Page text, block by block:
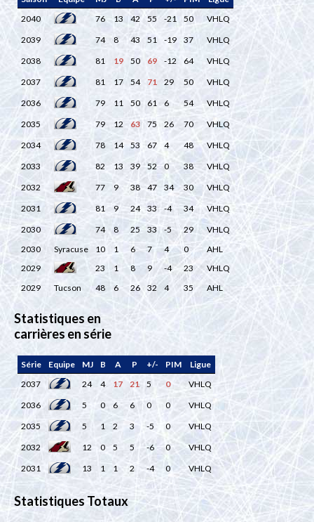
2040
76 13 42 55 -21 50
VHLQ
2039
74 8 43 51 -19 37
VHLQ
2038
81 19 50 69 -12 64
VHLQ
2037
81 17 54 71 29 50
VHLQ
2036
79 11 50 61 6 54
VHLQ
2035
79 12 63 75 26 70
VHLQ
2034
78 14 53 67 4 48
VHLQ
2033
82 13 39 52 0 38
VHLQ
2032
77 9 38 47 34 30
VHLQ
2031
81 9 24 33 -4 34
VHLQ
2030
74 8 25 33 -5 29
VHLQ
2030
Syracuse 10 1 6 7 4 0
AHL
2029
23 1 8 9 -4 23
VHLQ
2029
Tucson 48 6 26 32 4 35 AHL
Statistiques en
carrières en série
Série Equipe MJ B A P +/- PIM
Ligue
2037
24 4 17 21 5 0
VHLQ
2036
5 0 6 6 0 0
VHLQ
2035
5 1 2 3 -5 0
VHLQ
2032
12 0 5 5 -6 0
VHLQ
2031
13 1 1 2 -4 0 VHLQ
Statistiques Totaux